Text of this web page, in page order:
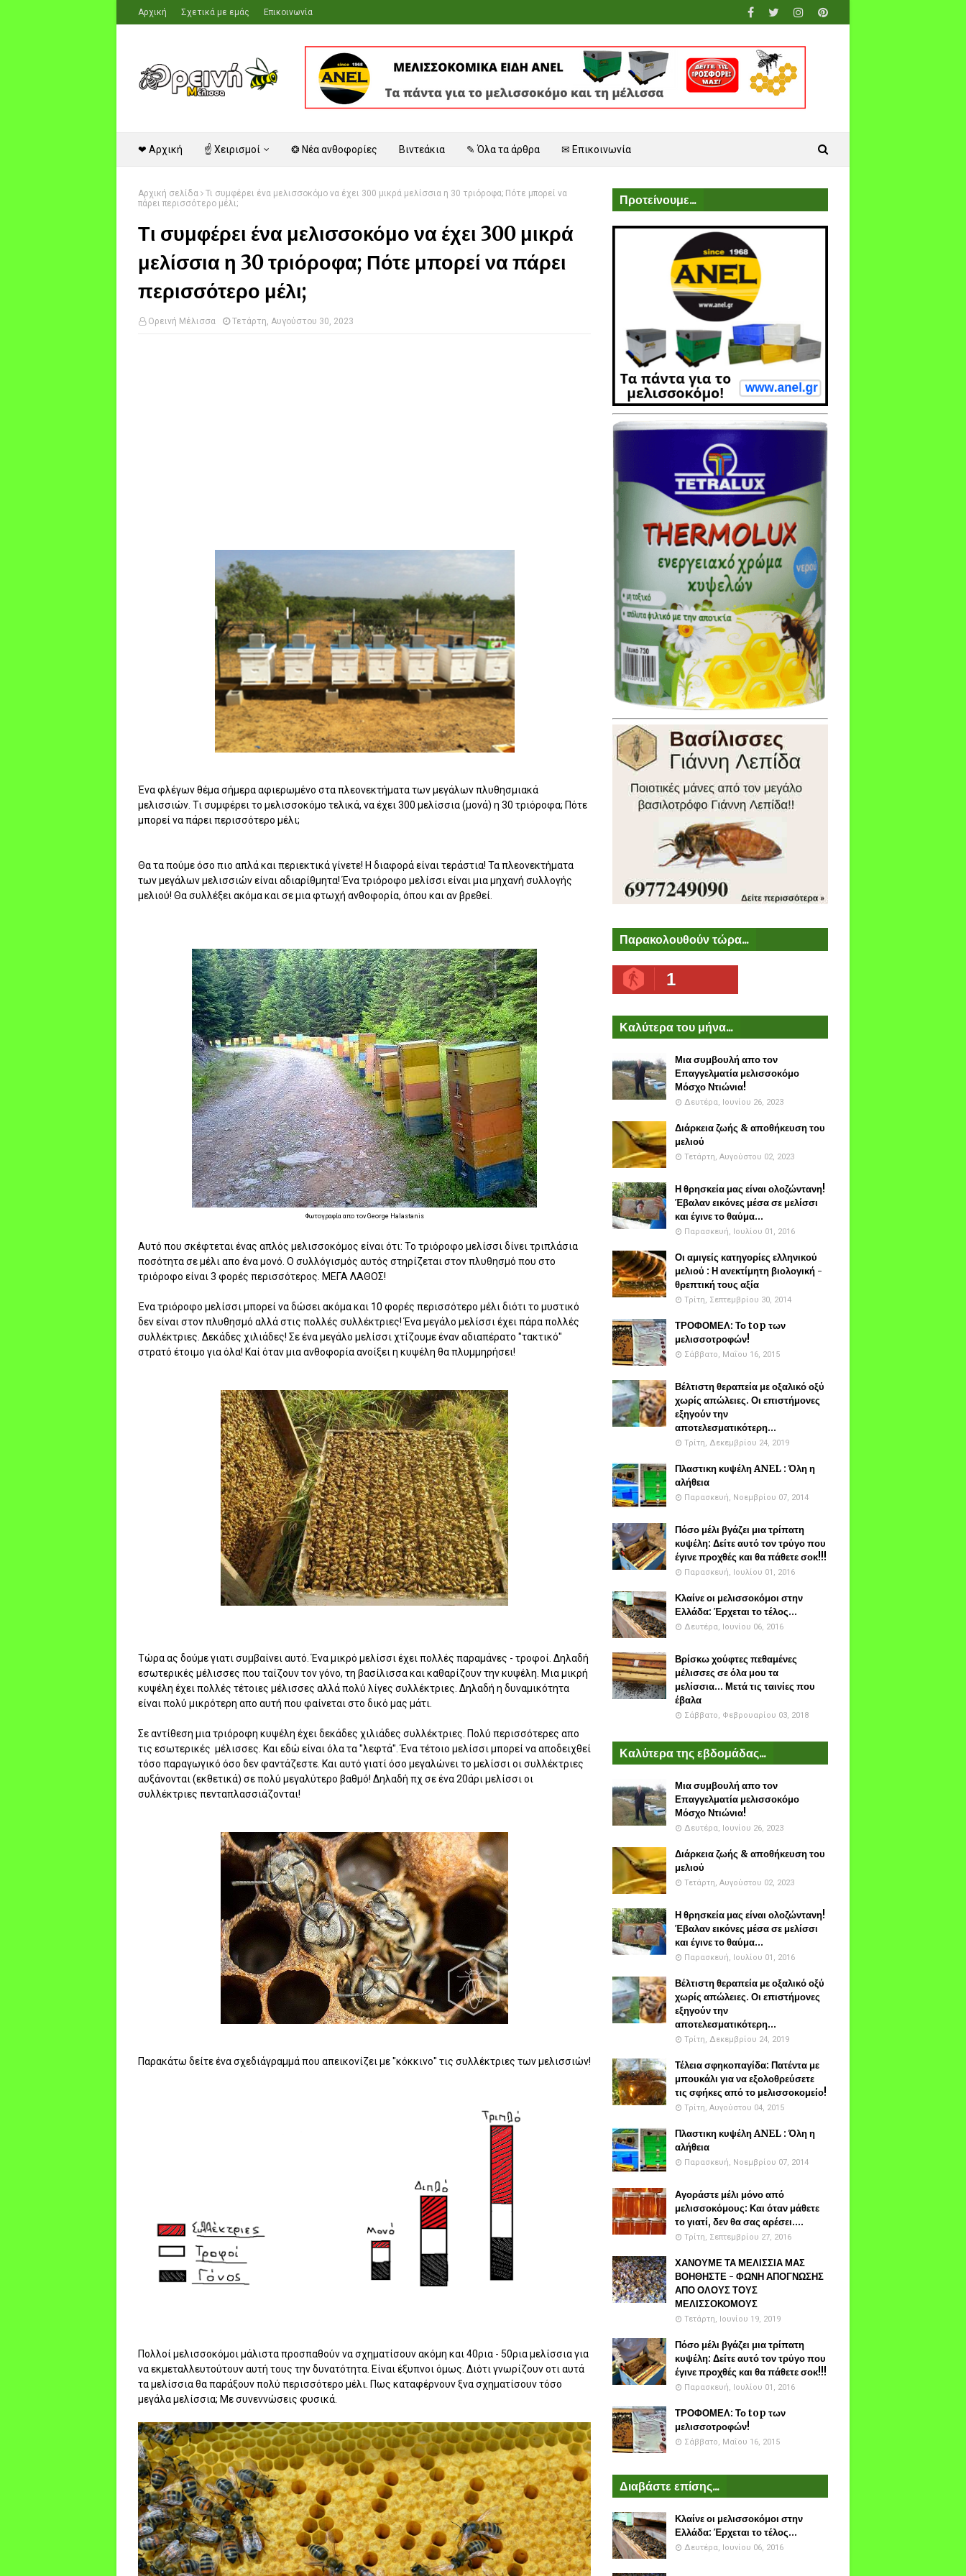
Αρχική Σχετικά με εμάς Επικοινωνία
❤ Αρχική ☝ Χειρισμοί ❂ Νέα ανθοφορίες Βιντεάκια ✎ Όλα τα άρθρα ✉ Επικοινωνία
Αρχική σελίδα
Τι συμφέρει ένα μελισσοκόμο να έχει 300 μικρά μελίσσια η 30 τριόροφα; Πότε μπορεί να
πάρει περισσότερο μέλι;
Τι συμφέρει ένα μελισσοκόμο να έχει 300 μικρά
μελίσσια η 30 τριόροφα; Πότε μπορεί να πάρει
περισσότερο μέλι;
Ορεινή Μέλισσα Τετάρτη, Αυγούστου 30, 2023
Ένα φλέγων θέμα σήμερα αφιερωμένο στα πλεονεκτήματα των μεγάλων πλυθησμιακά
μελισσιών. Τι συμφέρει το μελισσοκόμο τελικά, να έχει 300 μελίσσια (μονά) η 30 τριόροφα; Πότε
μπορεί να πάρει περισσότερο μέλι;
Θα τα πούμε όσο πιο απλά και περιεκτικά γίνετε! Η διαφορά είναι τεράστια! Τα πλεονεκτήματα
των μεγάλων μελισσιών είναι αδιαρίθμητα! Ένα τριόροφο μελίσσι είναι μια μηχανή συλλογής
μελιού! Θα συλλέξει ακόμα και σε μια φτωχή ανθοφορία, όπου και αν βρεθεί.
Φωτογραφία απο τον George Halastanis
Αυτό που σκέφτεται ένας απλός μελισσοκόμος είναι ότι: Το τριόροφο μελίσσι δίνει τριπλάσια
ποσότητα σε μέλι απο ένα μονό. Ο συλλόγισμός αυτός στηρίζεται στον πλυθησμό που στο
τριόροφο είναι 3 φορές περισσότερος. ΜΕΓΑ ΛΑΘΟΣ!
Ένα τριόροφο μελίσσι μπορεί να δώσει ακόμα και 10 φορές περισσότερο μέλι διότι το μυστικό
δεν είναι στον πλυθησμό αλλά στις πολλές συλλέκτριες! Ένα μεγάλο μελίσσι έχει πάρα πολλές
συλλέκτριες. Δεκάδες χιλιάδες! Σε ένα μεγάλο μελίσσι χτίζουμε έναν αδιαπέρατο "τακτικό"
στρατό έτοιμο για όλα! Καί όταν μια ανθοφορία ανοίξει η κυψέλη θα πλυμμηρήσει!
Τώρα ας δούμε γιατι συμβαίνει αυτό. Ένα μικρό μελίσσι έχει πολλές παραμάνες - τροφοί. Δηλαδή
εσωτερικές μέλισσες που ταίζουν τον γόνο, τη βασίλισσα και καθαρίζουν την κυψέλη. Μια μικρή
κυψέλη έχει πολλές τέτοιες μέλισσες αλλά πολύ λίγες συλλέκτριες. Δηλαδή η δυναμικότητα
είναι πολύ μικρότερη απο αυτή που φαίνεται στο δικό μας μάτι.
Σε αντίθεση μια τριόροφη κυψέλη έχει δεκάδες χιλιάδες συλλέκτριες. Πολύ περισσότερες απο
τις εσωτερικές μέλισσες. Και εδώ είναι όλα τα "λεφτά". Ένα τέτοιο μελίσσι μπορεί να αποδειχθεί
τόσο παραγωγικό όσο δεν φαντάζεστε. Και αυτό γιατί όσο μεγαλώνει το μελίσσι οι συλλέκτριες
αυξάνονται (εκθετικά) σε πολύ μεγαλύτερο βαθμό! Δηλαδή πχ σε ένα 20άρι μελίσσι οι
συλλέκτριες πενταπλασσιάζονται!
Παρακάτω δείτε ένα σχεδιάγραμμά που απεικονίζει με "κόκκινο" τις συλλέκτριες των μελισσιών!
Πολλοί μελισσοκόμοι μάλιστα προσπαθούν να σχηματίσουν ακόμη και 40ρια - 50ρια μελίσσια για
να εκμεταλλευτούτουν αυτή τους την δυνατότητα. Είναι έξυπνοι όμως. Διότι γνωρίζουν οτι αυτά
τα μελίσσια θα παράξουν πολύ περισσότερο μέλι. Πως καταφέρνουν ξνα σχηματίσουν τόσο
μεγάλα μελίσσια; Με συνεννώσεις φυσικά.
Προτείνουμε...
Παρακολουθούν τώρα...
1
Καλύτερα του μήνα...
Μια συμβουλή απο τον
Επαγγελματία μελισσοκόμο
Μόσχο Ντιώνια!
Δευτέρα, Ιουνίου 26, 2023
Διάρκεια ζωής & αποθήκευση του
μελιού
Τετάρτη, Αυγούστου 02, 2023
Η θρησκεία μας είναι ολοζώντανη!
Έβαλαν εικόνες μέσα σε μελίσσι
και έγινε το θαύμα...
Παρασκευή, Ιουλίου 01, 2016
Οι αμιγείς κατηγορίες ελληνικού
μελιού : Η ανεκτίμητη βιολογική -
θρεπτική τους αξία
Τρίτη, Σεπτεμβρίου 30, 2014
ΤΡΟΦΟΜΕΛ: Το top των
μελισσοτροφών!
Σάββατο, Μαΐου 16, 2015
Βέλτιστη θεραπεία με οξαλικό οξύ
χωρίς απώλειες. Οι επιστήμονες
εξηγούν την
αποτελεσματικότερη...
Τρίτη, Δεκεμβρίου 24, 2019
Πλαστικη κυψέλη ANEL : Όλη η
αλήθεια
Παρασκευή, Νοεμβρίου 07, 2014
Πόσο μέλι βγάζει μια τρίπατη
κυψέλη: Δείτε αυτό τον τρύγο που
έγινε προχθές και θα πάθετε σοκ!!!
Παρασκευή, Ιουλίου 01, 2016
Κλαίνε οι μελισσοκόμοι στην
Ελλάδα: Έρχεται το τέλος...
Δευτέρα, Ιουνίου 06, 2016
Βρίσκω χούφτες πεθαμένες
μέλισσες σε όλα μου τα
μελίσσια... Μετά τις ταινίες που
έβαλα
Σάββατο, Φεβρουαρίου 03, 2018
Καλύτερα της εβδομάδας...
Μια συμβουλή απο τον
Επαγγελματία μελισσοκόμο
Μόσχο Ντιώνια!
Δευτέρα, Ιουνίου 26, 2023
Διάρκεια ζωής & αποθήκευση του
μελιού
Τετάρτη, Αυγούστου 02, 2023
Η θρησκεία μας είναι ολοζώντανη!
Έβαλαν εικόνες μέσα σε μελίσσι
και έγινε το θαύμα...
Παρασκευή, Ιουλίου 01, 2016
Βέλτιστη θεραπεία με οξαλικό οξύ
χωρίς απώλειες. Οι επιστήμονες
εξηγούν την
αποτελεσματικότερη...
Τρίτη, Δεκεμβρίου 24, 2019
Τέλεια σφηκοπαγίδα: Πατέντα με
μπουκάλι για να εξολοθρεύσετε
τις σφήκες από το μελισσοκομείο!
Τρίτη, Αυγούστου 04, 2015
Πλαστικη κυψέλη ANEL : Όλη η
αλήθεια
Παρασκευή, Νοεμβρίου 07, 2014
Αγοράστε μέλι μόνο από
μελισσοκόμους: Και όταν μάθετε
το γιατί, δεν θα σας αρέσει....
Τρίτη, Σεπτεμβρίου 27, 2016
ΧΑΝΟΥΜΕ ΤΑ ΜΕΛΙΣΣΙΑ ΜΑΣ
ΒΟΗΘΗΣΤΕ - ΦΩΝΗ ΑΠΟΓΝΩΣΗΣ
ΑΠΟ ΟΛΟΥΣ ΤΟΥΣ
ΜΕΛΙΣΣΟΚΟΜΟΥΣ
Τετάρτη, Ιουνίου 19, 2019
Πόσο μέλι βγάζει μια τρίπατη
κυψέλη: Δείτε αυτό τον τρύγο που
έγινε προχθές και θα πάθετε σοκ!!!
Παρασκευή, Ιουλίου 01, 2016
ΤΡΟΦΟΜΕΛ: Το top των
μελισσοτροφών!
Σάββατο, Μαΐου 16, 2015
Διαβάστε επίσης...
Κλαίνε οι μελισσοκόμοι στην
Ελλάδα: Έρχεται το τέλος...
Δευτέρα, Ιουνίου 06, 2016